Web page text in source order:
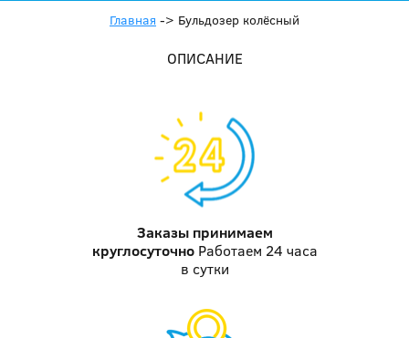
Главная -> Бульдозер колёсный
ОПИСАНИЕ
Заказы принимаем
круглосуточно Работаем 24 часа
в сутки